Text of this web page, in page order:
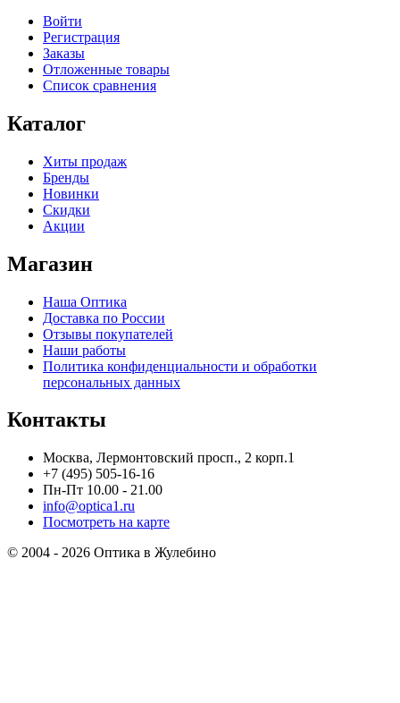
Войти
Регистрация
Заказы
Отложенные товары
Список сравнения
Каталог
Хиты продаж
Бренды
Новинки
Скидки
Акции
Магазин
Наша Оптика
Доставка по России
Отзывы покупателей
Наши работы
Политика конфиденциальности и обработки
персональных данных
Контакты
Москва, Лермонтовский просп., 2 корп.1
+7 (495) 505-16-16
Пн-Пт 10.00 - 21.00
info@optica1.ru
Посмотреть на карте
© 2004 - 2026 Оптика в Жулебино